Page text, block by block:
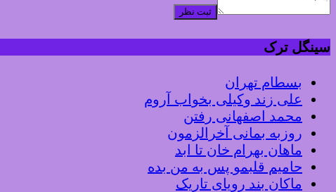
ثبت نظر
سینگل ترک
بسطام تهران
علی زند وکیلی بخواب آروم
محمد اصفهانی رفتن
روزبه بمانی آخرالزمون
ماهان بهرام خان تا ابد
حامیم قلبمو پس به من بده
ماکان بند رویای تاریک